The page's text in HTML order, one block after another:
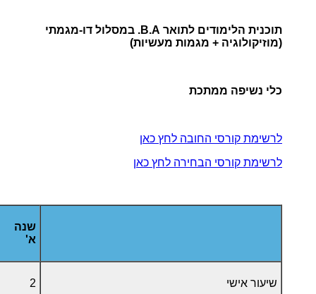
תוכנית הלימודים לתואר B.A. במסלול דו-מגמתי
(מוזיקולוגיה + מגמות מעשיות)
כלי נשיפה ממתכת
לרשימת קורסי החובה לחץ כאן
לרשימת קורסי הבחירה לחץ כאן
שנה
א'
שיעור אישי 2